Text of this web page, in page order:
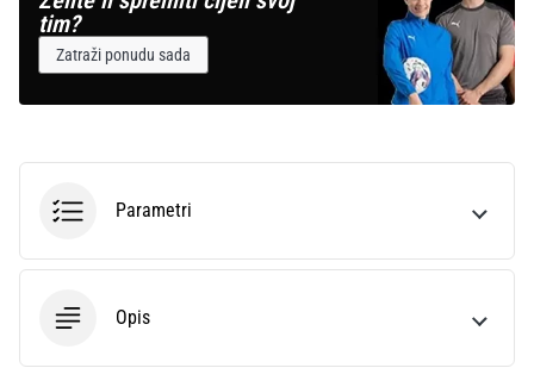
tim?
Zatraži ponudu sada
Parametri
Opis